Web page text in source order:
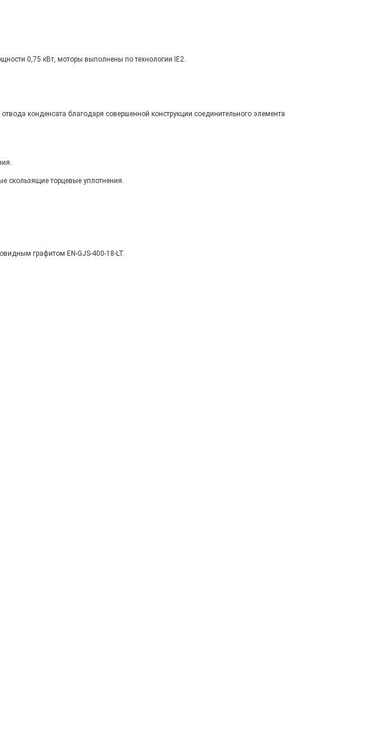
0,75 кВт, моторы выполнены по технологии IE2.
конденсата благодаря совершенной конструкции соединительного элемента
скользящие торцевые уплотнения.
графитом EN-GJS-400-18-LT.